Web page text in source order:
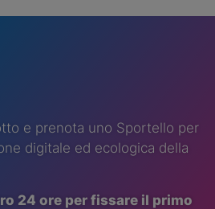
e prenota uno Sportello per
digitale ed ecologica della
24 ore per fissare il primo